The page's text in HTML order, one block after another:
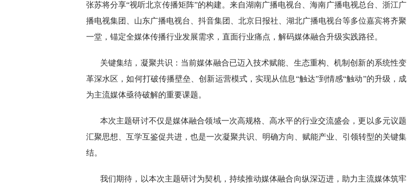
张苏将分享“视听北京传播矩阵”的构建。来自湖南广播电视台、海南广播电视总台、浙江广
播电视集团、山东广播电视台、抖音集团、北京日报社、湖北广播电视台等多位嘉宾将齐聚
一堂，锚定全媒体传播行业发展需求，直面行业痛点，解码媒体融合升级实践路径。
关键集结，凝聚共识：当前媒体融合已迈入技术赋能、生态重构、机制创新的系统性变
革深水区，如何打破传播壁垒、创新运营模式，实现从信息“触达”到情感“触动”的升级，成
为主流媒体亟待破解的重要课题。
本次主题研讨不仅是媒体融合领域一次高规格、高水平的行业交流盛会，更以多元议题
汇聚思想、互学互鉴促共进，也是一次凝聚共识、明确方向、赋能产业、引领转型的关键集
结。
我们期待，以本次主题研讨为契机，持续推动媒体融合向纵深迈进，助力主流媒体筑牢